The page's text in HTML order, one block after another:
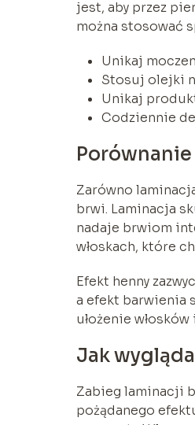
jest, aby przez
można stosować
Unikaj
Stosuj olejki
Unikaj
Codziennie
Zarówno
brwi. Laminacja
nadaje brwiom
włoskach, które
Efekt henny
a efekt barwienia
ułożenie
Jak
Zabieg laminacji
pożądanego